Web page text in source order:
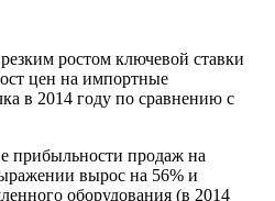
ростом ключевой ставки
цен на импортные
в 2014 году по сравнению с
прибыльности продаж на
вырос на 56% и
оборудования (в 2014